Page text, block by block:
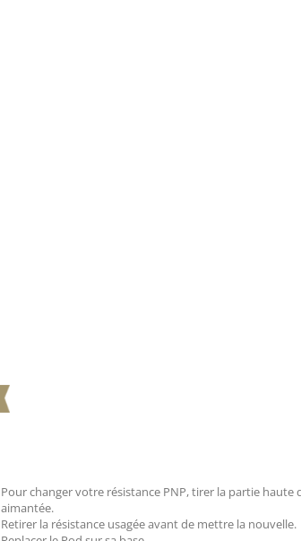
Pour changer votre résistance PNP, tirer la partie haute
aimantée.
Retirer la résistance usagée avant de mettre la nouvelle.